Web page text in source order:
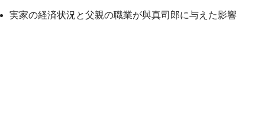
実家の経済状況と父親の職業が與真司郎に与えた影響